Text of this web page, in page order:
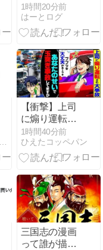
嫁が反対する
んやが
1時間20分前
はーとログ
【衝撃】上司
に煽り運転さ
れ大事故「プ
プッw大丈夫
かぁ〜?w」→
せいで玉突き
事故発生して
ますが」
「え!?」
1時間40分前
ひえたコッペパン
三国志の漫画
って誰が描い